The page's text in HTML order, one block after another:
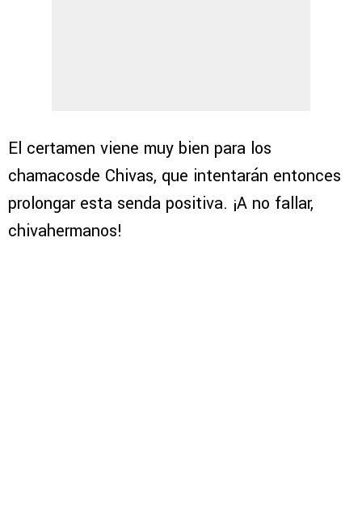
El certamen viene muy bien para los
chamacosde Chivas, que intentarán entonces
prolongar esta senda positiva. ¡A no fallar,
chivahermanos!